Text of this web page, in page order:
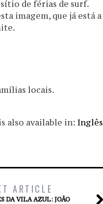
de férias de surf.
imagem, que já está a
locais.
also available in: Inglês
ARTICLE
DA VILA AZUL: JOÃO